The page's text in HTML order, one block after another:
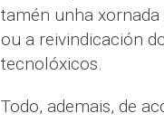
tamén unha
ou a reivindicación
tecnolóxicos.
Todo, ademais, de